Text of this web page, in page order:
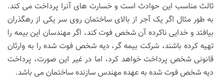
ثالث مناسب این حوادث است و خسارت های آنرا پرداخت می کند.
به طور مثال اگر یک آجر از بالای ساختمان روی سر یکی از رهگذران
بیافتد و خدایی ناکرده آن شخص فوت کند، اگر مهندسان این بیمه را
تهیه کرده باشند، شرکت بیمه گر، دیه شخص فوت شده را به وارثان
قانونی شخص پرداخت خواهد کرد، اما در غیر این صورت، پرداخت
دیه شخص فوت شده به عهده مهندس سازنده ساختمان می باشد.